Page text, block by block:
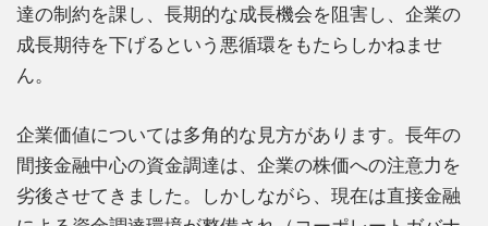
達の制約を課し、長期的な成長機会を阻害し、企業の
成長期待を下げるという悪循環をもたらしかねませ
ん。
企業価値については多角的な見方があります。長年の
間接金融中心の資金調達は、企業の株価への注意力を
劣後させてきました。しかしながら、現在は直接金融